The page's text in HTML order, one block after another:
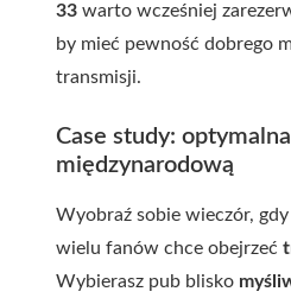
33 warto wcześniej
by mieć pewność dobrego
transmisji.
Case study:
międzynarodową
Wyobraź sobie wieczór,
wielu fanów chce obejrzeć
Wybierasz pub blisko